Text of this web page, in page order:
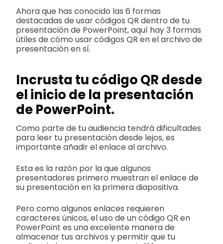
Ahora que has conocido las 6 formas
destacadas de usar códigos QR dentro de tu
presentación de PowerPoint, aquí hay 3 formas
útiles de cómo usar códigos QR en el archivo de
presentación en sí.
Incrusta tu código QR desde
el inicio de la presentación
de PowerPoint.
Como parte de tu audiencia tendrá dificultades
para leer tu presentación desde lejos, es
importante añadir el enlace al archivo.
Esta es la razón por la que algunos
presentadores primero muestran el enlace de
su presentación en la primera diapositiva.
Pero como algunos enlaces requieren
caracteres únicos, el uso de un código QR en
PowerPoint es una excelente manera de
almacenar tus archivos y permitir que tu